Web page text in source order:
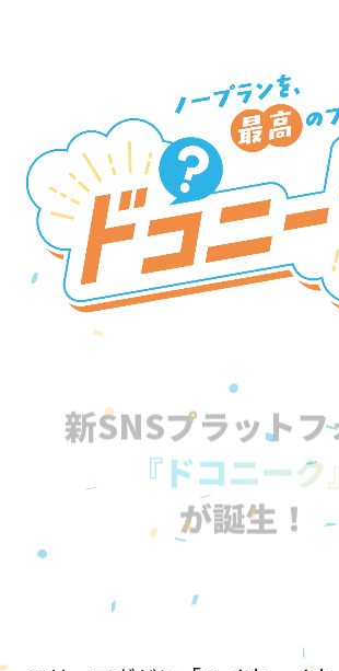
新SNSプラットフ
『ドコニーク
が誕生！